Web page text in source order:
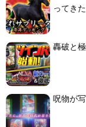
ってきた
轟破と
呪物が